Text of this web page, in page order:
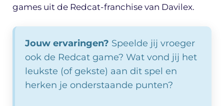
games uit de Redcat-franchise van Davilex.
Jouw ervaringen? Speelde jij vroeger
ook de Redcat game? Wat vond jij het
leukste (of gekste) aan dit spel en
herken je onderstaande punten?